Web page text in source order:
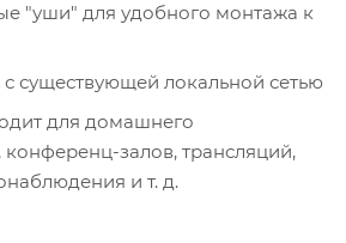
"уши" для удобного монтажа к
существующей локальной сетью
для домашнего
конференц-залов, трансляций,
и т. д.